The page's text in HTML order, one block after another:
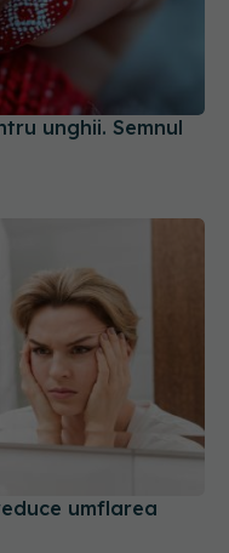
unghii. Semnul
umflarea